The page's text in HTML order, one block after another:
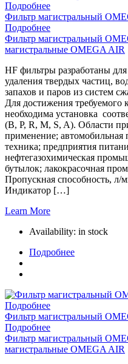
Подробнее
Фильтр магистральный
Подробнее
Фильтр магистральный
магистральные OMEGA AIR
HF фильтры разработаны
удаления твердых частиц,
запахов и паров из систем
Для достижения требуемого
необходима установка
(B, P, R, M, S, A). Области
применение;
техника; предприятия
нефтегазохимическая
бутылок; лакокрасочная
Пропускная способность, л/
Индикатор […]
Learn More
Availability: in stock
Подробнее
Подробнее
Фильтр магистральный
Подробнее
Фильтр магистральный
магистральные OMEGA AIR